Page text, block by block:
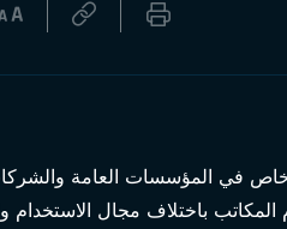
في المؤسسات العامة
المكاتب باختلاف مجال